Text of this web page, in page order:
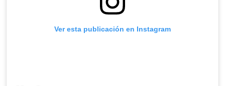
Ver esta publicación en Instagram